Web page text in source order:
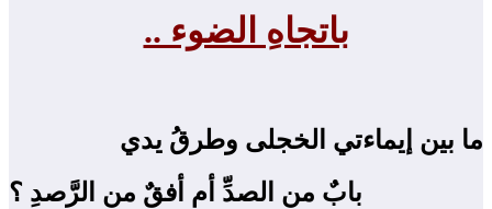
باتجاهِ الضوء ..
ما بين إيماءتي الخجلى وطرقُ يدي
بابٌ من الصدِّ أم أفقٌ من الرَّصدِ ؟